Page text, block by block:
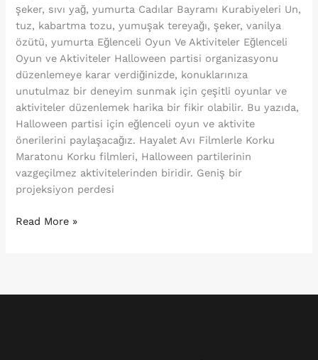
şeker, sıvı yağ, yumurta Cadılar Bayramı Kurabiyeleri Un,
tuz, kabartma tozu, yumuşak tereyağı, şeker, vanilya
özütü, yumurta Eğlenceli Oyun Ve Aktiviteler Eğlenceli
Oyun ve Aktiviteler Halloween partisi organizasyonu
düzenlemeye karar verdiğinizde, konuklarınıza
unutulmaz bir deneyim sunmak için çeşitli oyunlar ve
aktiviteler düzenlemek harika bir fikir olabilir. Bu yazıda,
Halloween partisi için eğlenceli oyun ve aktivite
önerilerini paylaşacağız. Hayalet Avı Filmlerle Korku
Maratonu Korku filmleri, Halloween partilerinin
vazgeçilmez aktivitelerinden biridir. Geniş bir
projeksiyon perdesi
Read More »